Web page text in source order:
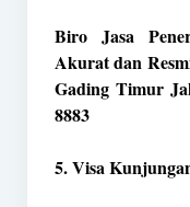
Biro Jasa
Akurat dan
Gading Timur
8883
5. Visa